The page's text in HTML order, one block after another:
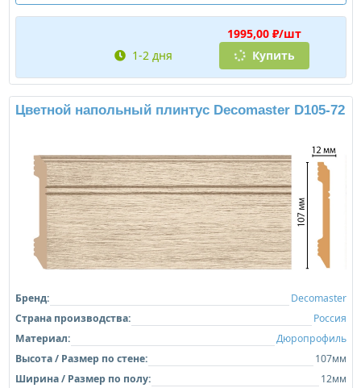
1995,00 ₽/шт
1-2 дня
Купить
Цветной напольный плинтус Decomaster D105-72
Бренд:
Decomaster
Страна производства:
Россия
Материал:
Дюропрофиль
Высота / Размер по стене:
107мм
Ширина / Размер по полу:
12мм